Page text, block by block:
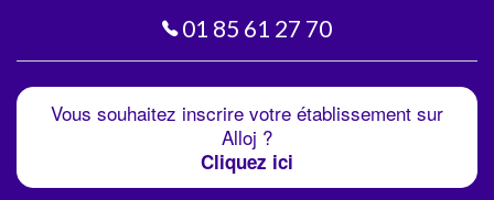
01 85 61 27 70
Vous souhaitez inscrire votre établissement sur
Alloj ?
Cliquez ici